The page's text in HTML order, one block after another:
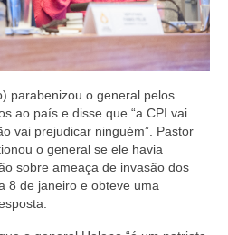
parabenizou o general pelos
ao país e disse que “a CPI vai
vai prejudicar ninguém”. Pastor
o general se ele havia
sobre ameaça de invasão dos
8 de janeiro e obteve uma